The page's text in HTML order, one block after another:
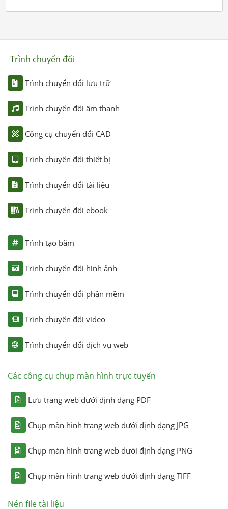
Trình chuyển đổi
Trình chuyển đổi lưu trữ
Trình chuyển đổi âm thanh
Công cụ chuyển đổi CAD
Trình chuyển đổi thiết bị
Trình chuyển đổi tài liệu
Trình chuyển đổi ebook
Trình tạo băm
Trình chuyển đổi hình ảnh
Trình chuyển đổi phần mềm
Trình chuyển đổi video
Trình chuyển đổi dịch vụ web
Các công cụ chụp màn hình trực tuyến
Lưu trang web dưới định dạng PDF
Chụp màn hình trang web dưới định dạng JPG
Chụp màn hình trang web dưới định dạng PNG
Chụp màn hình trang web dưới định dạng TIFF
Nén file tài liệu